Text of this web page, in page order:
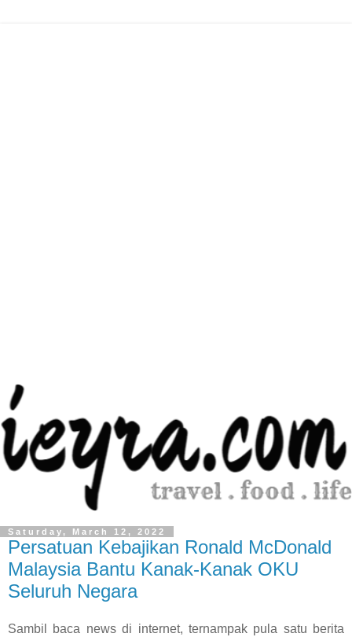
Saturday, March 12, 2022
Persatuan Kebajikan Ronald McDonald
Malaysia Bantu Kanak-Kanak OKU
Seluruh Negara
Sambil baca news di internet, ternampak pula satu berita